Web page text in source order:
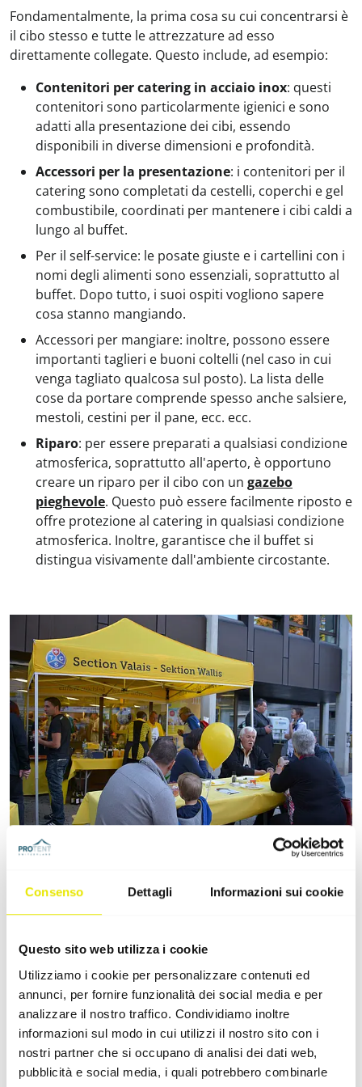
Consenso Dettagli Informazioni sui cookie
Questo sito web utilizza i cookie
Utilizziamo i cookie per personalizzare contenuti ed
annunci, per fornire funzionalità dei social media e per
analizzare il nostro traffico. Condividiamo inoltre
informazioni sul modo in cui utilizzi il nostro sito con i
nostri partner che si occupano di analisi dei dati web,
pubblicità e social media, i quali potrebbero combinarle
Fondamentalmente, la prima cosa su cui concentrarsi è
il cibo stesso e tutte le attrezzature ad esso
direttamente collegate. Questo include, ad esempio:
Contenitori per catering in acciaio inox: questi
contenitori sono particolarmente igienici e sono
adatti alla presentazione dei cibi, essendo
disponibili in diverse dimensioni e profondità.
Accessori per la presentazione: i contenitori per il
catering sono completati da cestelli, coperchi e gel
combustibile, coordinati per mantenere i cibi caldi a
lungo al buffet.
Per il self-service: le posate giuste e i cartellini con i
nomi degli alimenti sono essenziali, soprattutto al
buffet. Dopo tutto, i suoi ospiti vogliono sapere
cosa stanno mangiando.
Accessori per mangiare: inoltre, possono essere
importanti taglieri e buoni coltelli (nel caso in cui
venga tagliato qualcosa sul posto). La lista delle
cose da portare comprende spesso anche salsiere,
mestoli, cestini per il pane, ecc. ecc.
Riparo: per essere preparati a qualsiasi condizione
atmosferica, soprattutto all'aperto, è opportuno
creare un riparo per il cibo con un gazebo
pieghevole. Questo può essere facilmente riposto e
offre protezione al catering in qualsiasi condizione
atmosferica. Inoltre, garantisce che il buffet si
distingua visivamente dall'ambiente circostante.
porta le stoviglie
che il caterer porti anche le stoviglie. Per molti servizi
per feste, questa è anche un'opportunità per
guadagnare denaro extra.
Se si tratta di un accordo di questo tipo, bisogna
ovviamente ricordarsi di preparare le stoviglie
adeguate, comepiatti(per antipasto, piatto principale
e dessert),posate (per tutte le portate) e tovaglioli.